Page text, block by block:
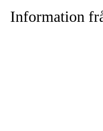
Information